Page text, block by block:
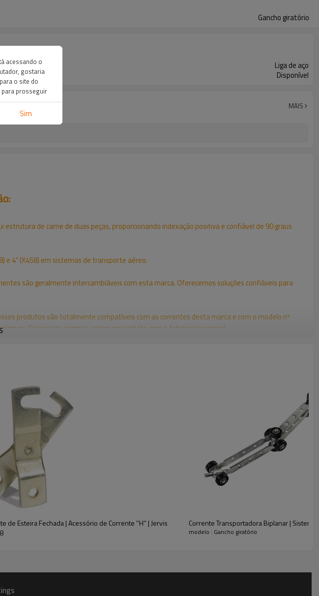
Gancho giratório
Liga de aço
Disponível
MAIS
de came de duas peças, proporcionando indexação positiva e confiável de 90 graus
e 4" (X458) em sistemas de transporte aéreo.
são geralmente intercambiáveis com esta marca. Oferecemos soluções confiáveis para
produtos são totalmente compatíveis com as correntes desta marca e com o modelo nº
Para peças originais, entre em contato com o fabricante original.
de Esteira Fechada | Acessório de Corrente ''H'' | Jervis
Corrente Transportadora Biplanar |
modelo : Gancho giratório
acessando o
gostaria
o site do
para prosseguir
Sim